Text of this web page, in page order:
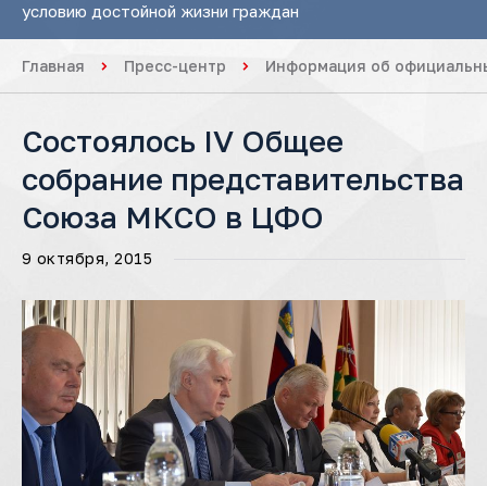
условию достойной жизни граждан
Главная Пресс-центр Информация об
Состоялось IV Общее
собрание представительства
Союза МКСО в ЦФО
9 октября, 2015